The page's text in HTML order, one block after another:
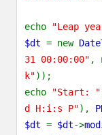
echo "Leap
$dt = new
31 00:00:00" ,
k"));
echo
"Start: "
d H:i:s P"),
$dt = $dt->